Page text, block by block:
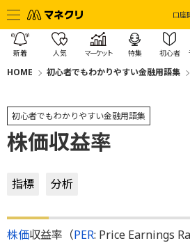
口座
新着 人気 マーケット 特集 初心者
HOME 初心者でもわかりやすい金融用語集
初心者でもわかりやすい金融用語集
株価収益率
指標 分析
株価収益率（PER: Price Earnings